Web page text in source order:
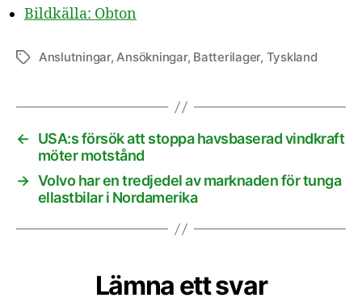
Bildkälla: Obton
EtiketterAnslutningar,Ansökningar, Batterilager, Tyskland
←
USA:s försök att stoppa havsbaserad vindkraft
möter motstånd
→ Volvo har en tredjedel av marknaden för tunga
ellastbilar i Nordamerika
Lämna ett svar